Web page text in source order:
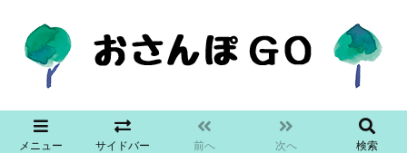
メニュー サイドバー 前へ 次へ 検索